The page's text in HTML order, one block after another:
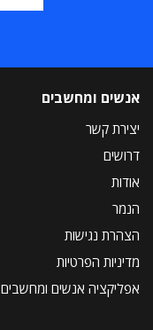
אנשים ומחשבים
יצירת קשר
דרושים
אודות
הנמר
הצהרת נגישות
מדיניות הפרטיות
אפליקציה אנשים ומחשבים